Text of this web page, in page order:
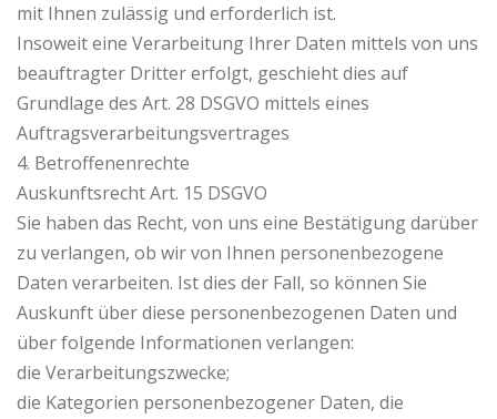
mit Ihnen zulässig und erforderlich ist.
Insoweit eine Verarbeitung Ihrer Daten mittels von uns
beauftragter Dritter erfolgt, geschieht dies auf
Grundlage des Art. 28 DSGVO mittels eines
Auftragsverarbeitungsvertrages
4. Betroffenenrechte
Auskunftsrecht Art. 15 DSGVO
Sie haben das Recht, von uns eine Bestätigung darüber
zu verlangen, ob wir von Ihnen personenbezogene
Daten verarbeiten. Ist dies der Fall, so können Sie
Auskunft über diese personenbezogenen Daten und
über folgende Informationen verlangen:
die Verarbeitungszwecke;
die Kategorien personenbezogener Daten, die